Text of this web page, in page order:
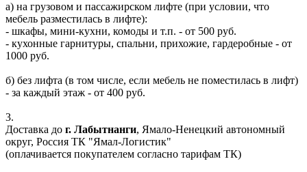
а) на грузовом и пассажирском лифте (при условии, что
мебель разместилась в лифте):
- шкафы, мини-кухни, комоды и т.п. - от 500 руб.
- кухонные гарнитуры, спальни, прихожие, гардеробные - от
1000 руб.
б) без лифта (в том числе, если мебель не поместилась в лифт)
- за каждый этаж - от 400 руб.
3.
Доставка до г. Лабытнанги, Ямало-Ненецкий автономный
округ, Россия ТК "Ямал-Логистик"
(оплачивается покупателем согласно тарифам ТК)